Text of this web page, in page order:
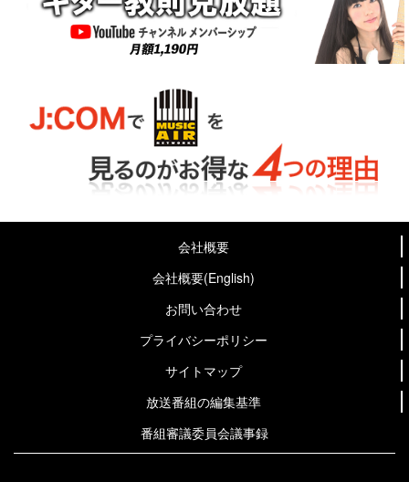
会社概要
会社概要(English)
お問い合わせ
プライバシーポリシー
サイトマップ
放送番組の編集基準
番組審議委員会議事録